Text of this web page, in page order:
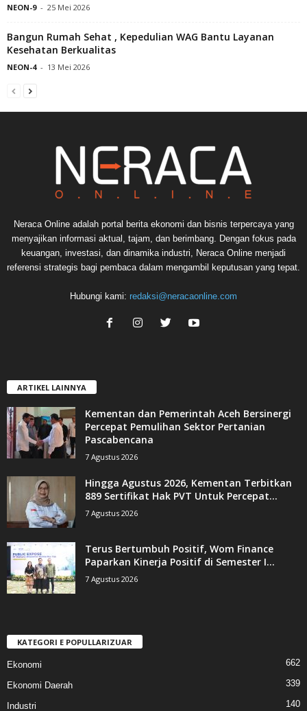
NEON-9 - 25 Mei 2026
Bangun Rumah Sehat , Kepedulian WAG Bantu Layanan
Kesehatan Berkualitas
NEON-4 - 13 Mei 2026
Neraca Online adalah portal berita ekonomi dan bisnis terpercaya yang
menyajikan informasi aktual, tajam, dan berimbang. Dengan fokus pada
keuangan, investasi, dan dinamika industri, Neraca Online menjadi
referensi strategis bagi pembaca dalam mengambil keputusan yang tepat.
Hubungi kami: redaksi@neracaonline.com
ARTIKEL LAINNYA
Kementan dan Pemerintah Aceh Bersinergi
Percepat Pemulihan Sektor Pertanian
Pascabencana
7 Agustus 2026
Hingga Agustus 2026, Kementan Terbitkan
889 Sertifikat Hak PVT Untuk Percepat...
7 Agustus 2026
Terus Bertumbuh Positif, Wom Finance
Paparkan Kinerja Positif di Semester I...
7 Agustus 2026
KATEGORI E POPULLARIZUAR
Ekonomi 662
Ekonomi Daerah 339
Industri 140